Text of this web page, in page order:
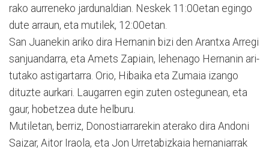
rako aurreneko jardunaldian. Neskek 11:00etan egingo
dute arraun, eta mutilek, 12:00etan.
San Juanekin ariko dira Hernanin bizi den Arantxa Arregi
sanjuandarra, eta Amets Zapiain, lehenago Her­nanin ari­
tu­ta­ko astigartarra. Orio, Hibaika eta Zumaia izan­go
dituzte aurkari. Laugarren egin zuten ostegunean, eta
gaur, hobetzea dute helburu.
Mutiletan, berriz, Do­nos­tia­rrarekin aterako dira An­doni
Saizar, Aitor Iraola, eta Jon Urretabizkaia herna­niarrak